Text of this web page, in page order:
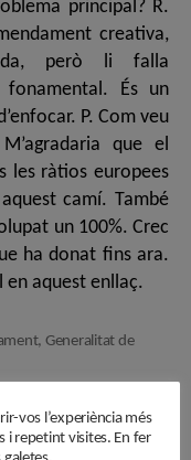
principal? R.
creativa,
però li falla
fonamental. És un
P. Com veu
que el
les ràtios europees
camí. També
un 100%. Crec
ha donat fins ara.
en aquest enllaç.
, Generalitat de
vos l’experiència més
i repetint visites. En fer